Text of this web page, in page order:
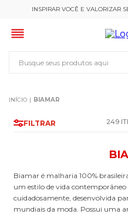
INSPIRAR VOCÊ E VALORIZAR
BIAMAR
FILTRAR 249
Biamar é malharia 100%
um estilo de vida
cuidadosamente, desenvolvida
mundiais da moda. Possui uma